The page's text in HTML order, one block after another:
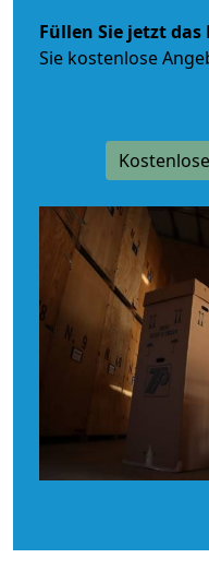
Füllen Sie jetzt
Sie kostenlose